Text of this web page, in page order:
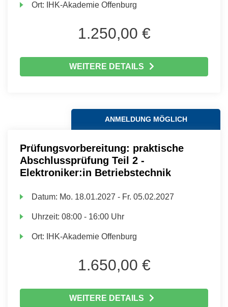
Ort: IHK-Akademie Offenburg
1.250,00 €
WEITERE DETAILS
ANMELDUNG MÖGLICH
Prüfungsvorbereitung: praktische
Abschlussprüfung Teil 2 -
Elektroniker:in Betriebstechnik
Datum: Mo. 18.01.2027 - Fr. 05.02.2027
Uhrzeit:08:00 - 16:00 Uhr
Ort: IHK-Akademie Offenburg
1.650,00 €
WEITERE DETAILS